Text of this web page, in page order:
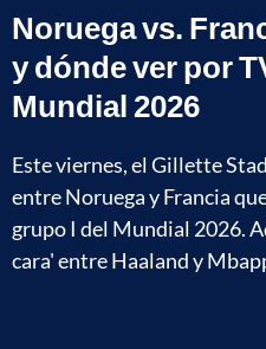
Noruega vs.
y dónde ver por
Mundial 2026
Este viernes, el Gillette
entre Noruega y Francia
grupo I del Mundial 2026.
cara' entre Haaland y